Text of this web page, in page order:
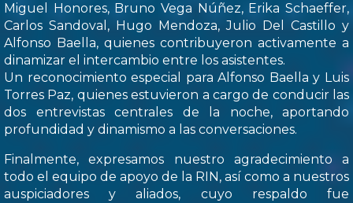
Miguel Honores, Bruno Vega Núñez, Erika Schaeffer,
Carlos Sandoval, Hugo Mendoza, Julio Del Castillo y
Alfonso Baella, quienes contribuyeron activamente a
dinamizar el intercambio entre los asistentes.
Un reconocimiento especial para Alfonso Baella y Luis
Torres Paz, quienes estuvieron a cargo de conducir las
dos entrevistas centrales de la noche, aportando
profundidad y dinamismo a las conversaciones.
Finalmente, expresamos nuestro agradecimiento a
todo el equipo de apoyo de la RIN, así como a nuestros
auspiciadores y aliados, cuyo respaldo fue